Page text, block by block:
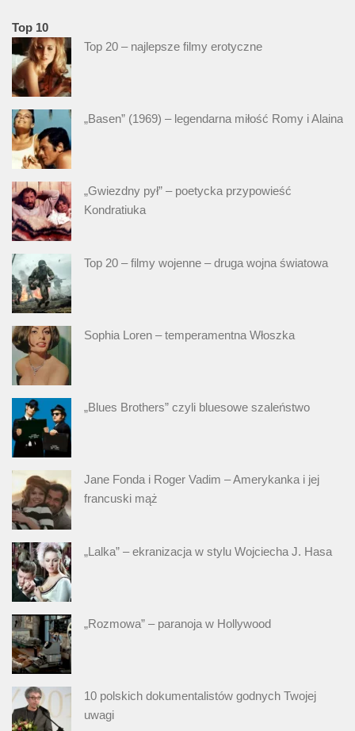
Top 10
Top 20 – najlepsze filmy erotyczne
„Basen” (1969) – legendarna miłość Romy i Alaina
„Gwiezdny pył” – poetycka przypowieść
Kondratiuka
Top 20 – filmy wojenne – druga wojna światowa
Sophia Loren – temperamentna Włoszka
„Blues Brothers” czyli bluesowe szaleństwo
Jane Fonda i Roger Vadim – Amerykanka i jej
francuski mąż
„Lalka” – ekranizacja w stylu Wojciecha J. Hasa
„Rozmowa” – paranoja w Hollywood
10 polskich dokumentalistów godnych Twojej
uwagi